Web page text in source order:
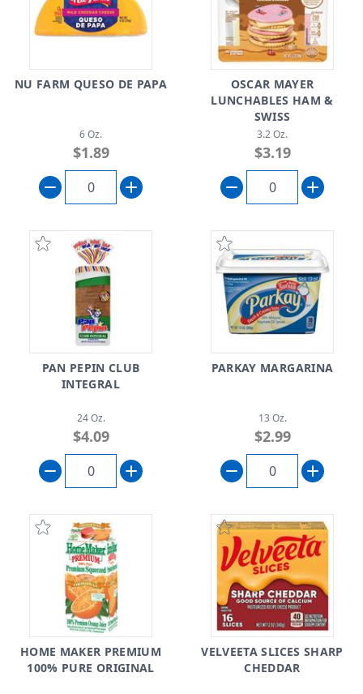
NU FARM QUESO DE PAPA
6 Oz.
$1.89
OSCAR MAYER
LUNCHABLES HAM &
SWISS
3.2 Oz.
$3.19
PAN PEPIN CLUB
INTEGRAL
24 Oz.
$4.09
PARKAY MARGARINA
13 Oz.
$2.99
HOME MAKER PREMIUM
100% PURE ORIGINAL
VELVEETA SLICES SHARP
CHEDDAR